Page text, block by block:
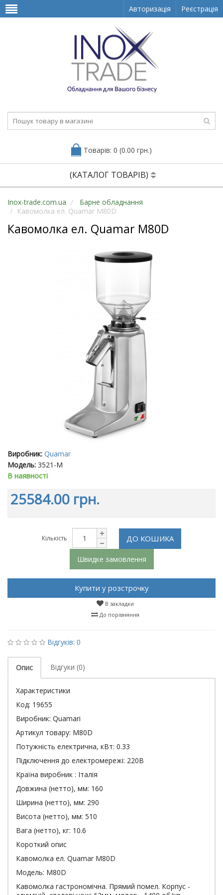
Авторизація Реєстрація
Товарів: 0 (0.00 грн.)
(КАТАЛОГ ТОВАРІВ)
Inox-trade.com.ua
Барне обладнання
Кавомолка ел. Quamar M80D
Кавомолка ел. Quamar M80D
Виробник: Quamar
Модель: 3521-M
В наявності
25584.00 грн.
Кількість ДО КОШИКА
Швидке замовлення
Купити у розстрочку
В закладки
До порівняння
Відгуків: 0
Опис Відгуки (0)
Характеристики
Код: 19655
Виробник: Quamari
Артикул товару: M80D
Потужність електрична, кВт: 0.33
Підключення до електромережі: 220В
Країна виробник : Італія
Довжина (нетто), мм: 160
Ширина (нетто), мм: 290
Висота (нетто), мм: 510
Вага (нетто), кг: 10.6
Короткий опис
Кавомолка ел. Quamar M80D
Модель: M80D
Кавомолка гастрономічна. Прямий помел. Корпус -